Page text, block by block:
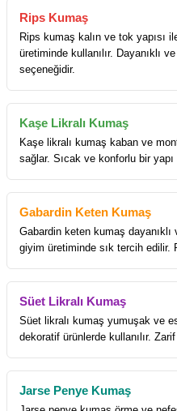
Rips Kumaş
Rips kumaş kalın ve tok yapısı
üretiminde kullanılır. Dayanıklı
seçeneğidir.
Kaşe Likralı Kumaş
Kaşe likralı kumaş kaban ve
sağlar. Sıcak ve konforlu bir yapı
Gabardin Keten Kumaş
Gabardin keten kumaş dayanıklı
giyim üretiminde sık tercih edilir.
Süet Likralı Kumaş
Süet likralı kumaş yumuşak ve
dekoratif ürünlerde kullanılır.
Jarse Penye Kumaş